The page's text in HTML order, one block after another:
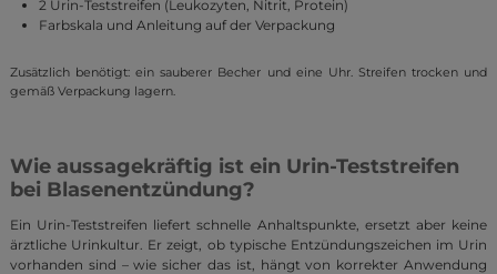
2 Urin-Teststreifen (Leukozyten, Nitrit, Protein)
Farbskala und Anleitung auf der Verpackung
Zusätzlich benötigt: ein sauberer Becher und eine Uhr. Streifen trocken und
gemäß Verpackung lagern.
Wie aussagekräftig ist ein Urin-Teststreifen
bei Blasenentzündung?
Ein Urin-Teststreifen liefert schnelle Anhaltspunkte, ersetzt aber keine
ärztliche Urinkultur. Er zeigt, ob typische Entzündungszeichen im Urin
vorhanden sind – wie sicher das ist, hängt von korrekter Anwendung